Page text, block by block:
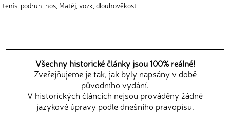
tenis podruh nos Matěj vozk dlouhověkost
Všechny historické články jsou 100% reálné!
Zveřejňujeme je tak, jak byly napsány v době
původního vydání.
V historických článcích nejsou prováděny žádné
jazykové úpravy podle dnešního pravopisu.